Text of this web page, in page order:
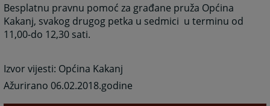
Besplatnu pravnu pomoć za građane pruža Općina
Kakanj, svakog drugog petka u sedmici u terminu od
11,00-do 12,30 sati.
Izvor vijesti: Općina Kakanj
Ažurirano 06.02.2018.godine